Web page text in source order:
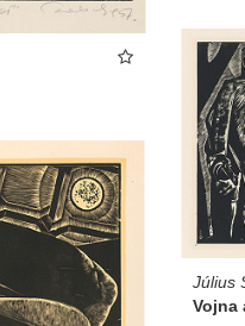
Július
Vojna